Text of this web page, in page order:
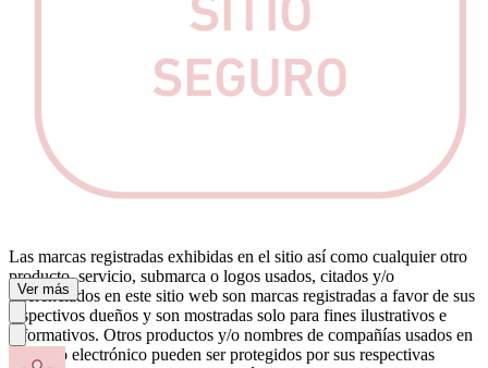
Las marcas registradas exhibidas en el sitio así como cualquier otro
producto, servicio, submarca o logos usados, citados y/o
referenciados en este sitio web son marcas registradas a favor de sus
respectivos dueños y son mostradas solo para fines ilustrativos e
informativos. Otros productos y/o nombres de compañías usados en
este sitio electrónico pueden ser protegidos por sus respectivas
Ver más